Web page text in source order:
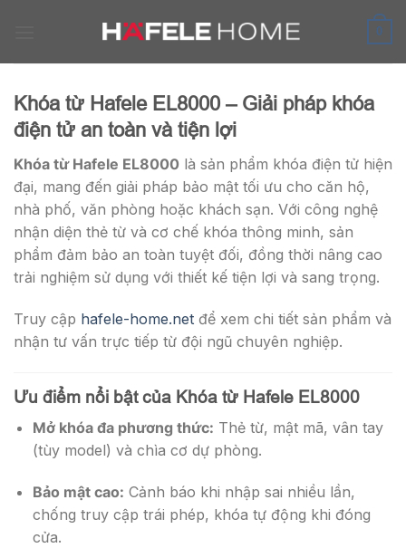
0
Khóa từ Hafele EL8000 – Giải pháp khóa
điện tử an toàn và tiện lợi
Khóa từ Hafele EL8000 là sản phẩm khóa điện tử hiện
đại, mang đến giải pháp bảo mật tối ưu cho căn hộ,
nhà phố, văn phòng hoặc khách sạn. Với công nghệ
nhận diện thẻ từ và cơ chế khóa thông minh, sản
phẩm đảm bảo an toàn tuyệt đối, đồng thời nâng cao
trải nghiệm sử dụng với thiết kế tiện lợi và sang trọng.
Truy cập hafele-home.net để xem chi tiết sản phẩm và
nhận tư vấn trực tiếp từ đội ngũ chuyên nghiệp.
Ưu điểm nổi bật của Khóa từ Hafele EL8000
Mở khóa đa phương thức: Thẻ từ, mật mã, vân tay
(tùy model) và chìa cơ dự phòng.
Bảo mật cao: Cảnh báo khi nhập sai nhiều lần,
chống truy cập trái phép, khóa tự động khi đóng
cửa.